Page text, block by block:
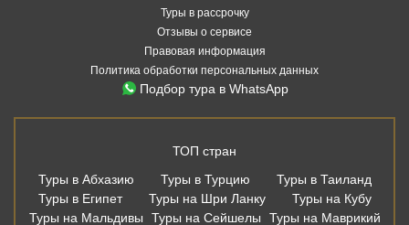
Туры в рассрочку
Отзывы о сервисе
Правовая информация
Политика обработки персональных данных
Подбор тура в WhatsApp
ТОП стран
Туры в Абхазию
Туры в Турцию
Туры в Таиланд
Туры в Египет
Туры на Шри Ланку
Туры на Кубу
Туры на Мальдивы
Туры на Сейшелы
Туры на Маврикий